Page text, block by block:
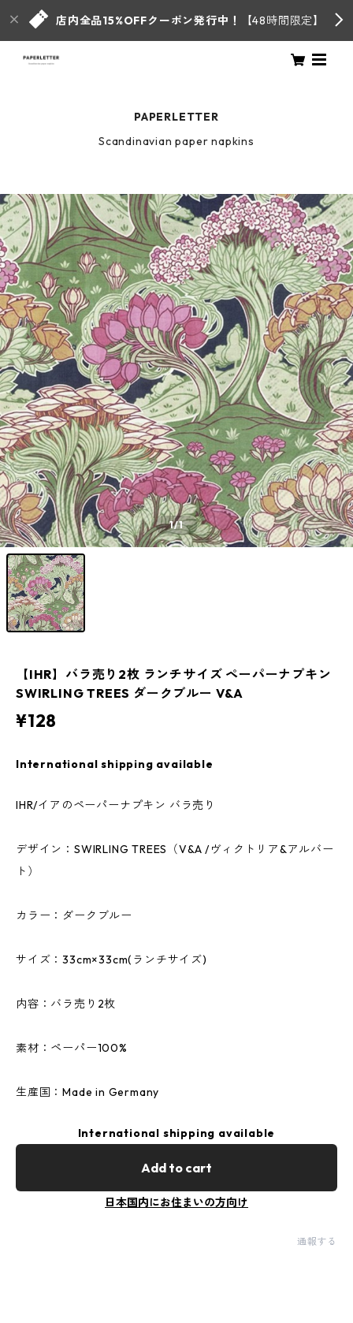
店内全品15%OFFクーポン発行中！ 【48時間限定】
PAPERLETTER
Scandinavian paper napkins
1/1
【IHR】バラ売り2枚 ランチサイズ ペーパーナプキン
SWIRLING TREES ダークブルー V&A
¥128
International shipping available
IHR/イアのペーパーナプキン バラ売り
デザイン：SWIRLING TREES（V&A /ヴィクトリア&アルバー
ト）
カラー：ダークブルー
サイズ：33cm×33cm(ランチサイズ)
内容：バラ売り2枚
素材：ペーパー100%
生産国：Made in Germany
International shipping available
Add to cart
日本国内にお住まいの方向け
通報する